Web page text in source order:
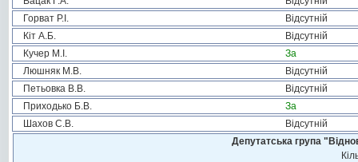
Горват Р.І.
Відсутній
Кіт А.Б.
Відсутній
Кучер М.І.
За
Люшняк М.В.
Відсутній
Петьовка В.В.
Відсутній
Приходько Б.В.
За
Шахов С.В.
Відсутній
Депутатська група